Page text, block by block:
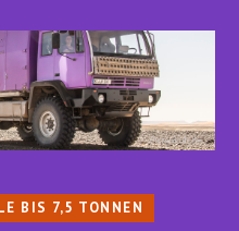
BIS 7,5 TONNEN